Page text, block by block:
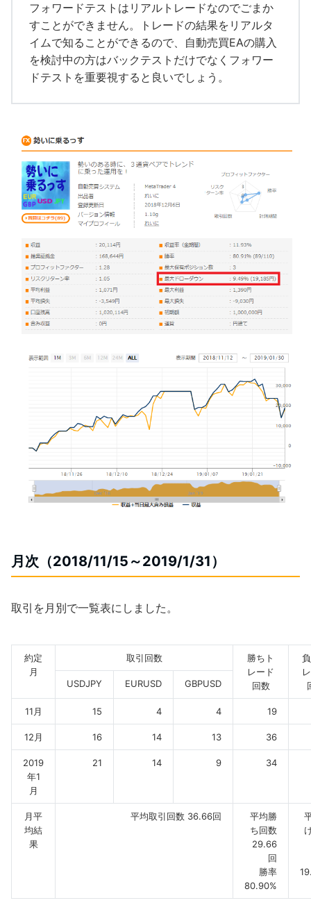
フォワードテストはリアルトレードなのでごまか
すことができません。トレードの結果をリアルタ
イムで知ることができるので、自動売買EAの購入
を検討中の方はバックテストだけでなくフォワー
ドテストを重要視すると良いでしょう。
月次（2018/11/15～2019/1/31）
取引を月別で一覧表にしました。
約定
月
取引回数
勝ちト
レード
回数
USDJPY EURUSD GBPUSD
11月 15 4 4 19
12月 16 14 13 36
2019
年1
月
21 14 9 34
月平
均結
果
平均取引回数 36.66回
平均勝
ち回数
29.66
回
勝率
80.90%